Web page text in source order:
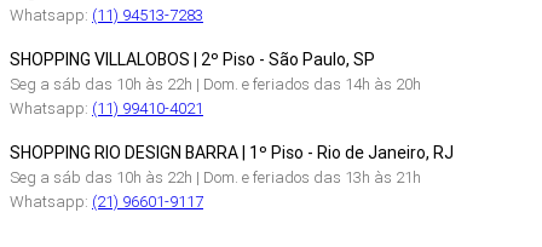
Whatsapp: (11) 94513-7283
SHOPPING VILLALOBOS | 2º Piso - São Paulo, SP
Seg a sáb das 10h às 22h | Dom. e feriados das 14h às 20h
Whatsapp: (11) 99410-4021
SHOPPING RIO DESIGN BARRA | 1º Piso - Rio de Janeiro, RJ
Seg a sáb das 10h às 22h | Dom. e feriados das 13h às 21h
Whatsapp: (21) 96601-9117